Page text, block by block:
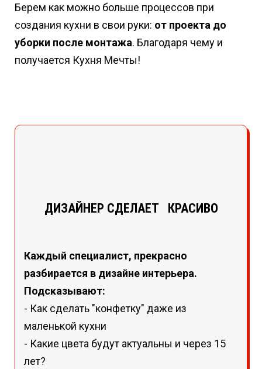
Берем как можно больше процессов при
создания кухни в свои руки: от проекта до
уборки после монтажа. Благодаря чему и
получается Кухня Мечты!
ДИЗАЙНЕР СДЕЛАЕТ КРАСИВО
Каждый специалист, прекрасно
разбирается в дизайне интерьера.
Подсказывают:
- Как сделать "конфетку" даже из
маленькой кухни
- Какие цвета будут актуальны и через 15
лет?